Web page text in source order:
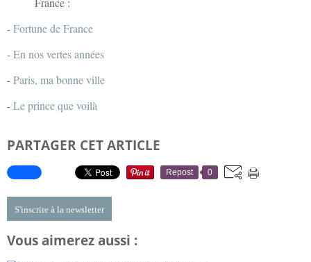
-Fortune de France
-En nos vertes années
-Paris, ma bonne ville
-Le prince que voilà
PARTAGER CET ARTICLE
Repost 0
S'inscrire à la newsletter
Vous aimerez aussi :